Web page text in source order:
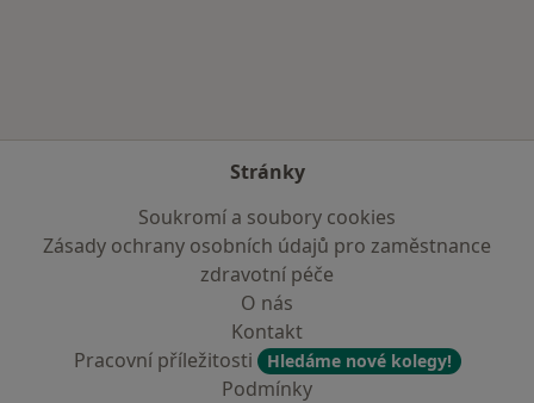
Stránky
Soukromí a soubory cookies
Zásady ochrany osobních údajů pro zaměstnance
zdravotní péče
O nás
Kontakt
Pracovní příležitosti
Hledáme nové kolegy!
Podmínky